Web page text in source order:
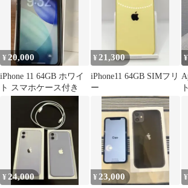
¥20,000
iPhone 11 64GB ホワイ
ト スマホケース付き
¥21,300
iPhone11 64GB SIMフリ
ー
¥
¥ 24,000 ¥ 23,000 ¥